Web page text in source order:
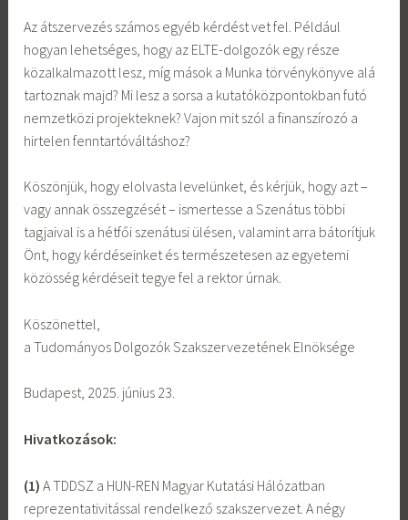
Az átszervezés számos egyéb kérdést vet fel. Például
hogyan lehetséges, hogy az ELTE-dolgozók egy része
közalkalmazott lesz, míg mások a Munka törvénykönyve alá
tartoznak majd? Mi lesz a sorsa a kutatóközpontokban futó
nemzetközi projekteknek? Vajon mit szól a finanszírozó a
hirtelen fenntartóváltáshoz?
Köszönjük, hogy elolvasta levelünket, és kérjük, hogy azt –
vagy annak összegzését – ismertesse a Szenátus többi
tagjaival is a hétfői szenátusi ülésen, valamint arra bátorítjuk
Önt, hogy kérdéseinket és természetesen az egyetemi
közösség kérdéseit tegye fel a rektor úrnak.
Köszönettel,
a Tudományos Dolgozók Szakszervezetének Elnöksége
Budapest, 2025. június 23.
Hivatkozások:
(1) A TDDSZ a HUN-REN Magyar Kutatási Hálózatban
reprezentativitással rendelkező szakszervezet. A négy